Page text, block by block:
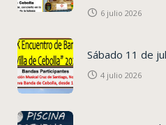
6 julio 2026
Sábado 11 de
4 julio 2026